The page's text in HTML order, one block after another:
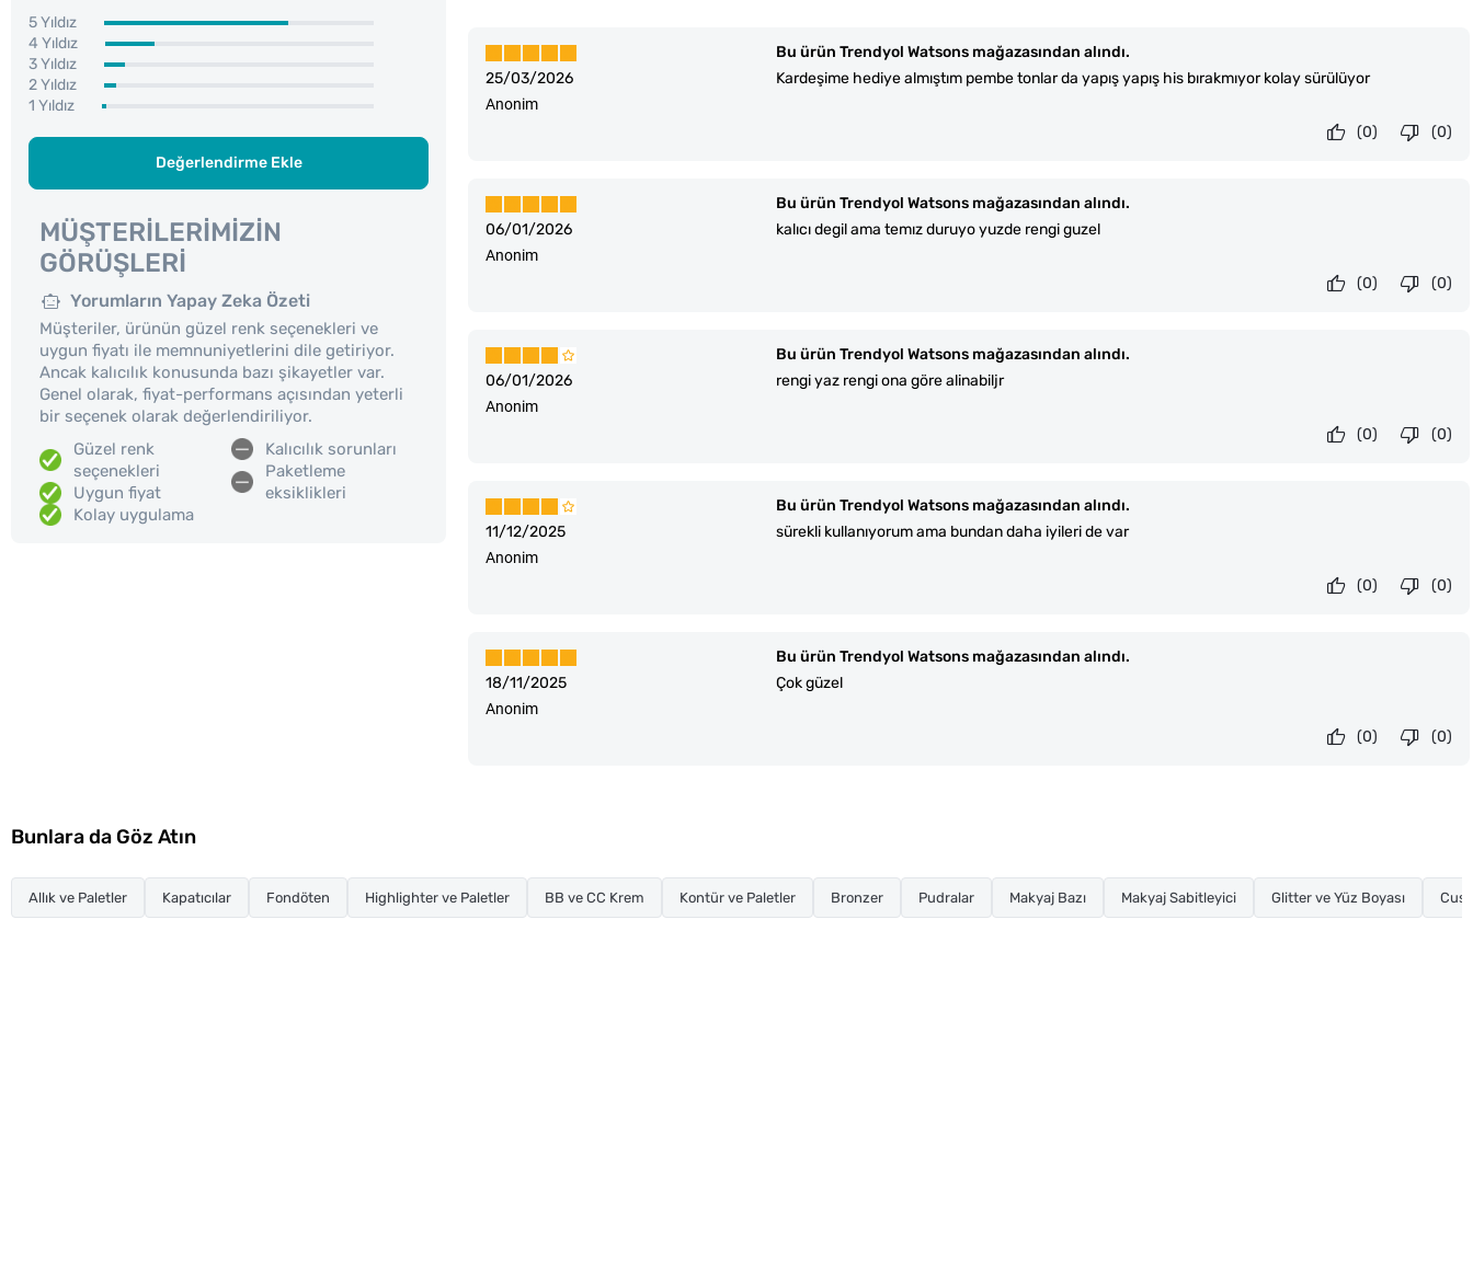
5 Yıldız
4 Yıldız
3 Yıldız
2 Yıldız
1 Yıldız
Değerlendirme Ekle
MÜŞTERILERIMIZIN
GÖRÜŞLERI
Yorumların Yapay Zeka Özeti
Müşteriler, ürünün güzel renk seçenekleri ve
uygun fiyatı ile memnuniyetlerini dile getiriyor.
Ancak kalıcılık konusunda bazı şikayetler var.
Genel olarak, fiyat-performans açısından yeterli
bir seçenek olarak değerlendiriliyor.
Güzel renk
seçenekleri
Uygun fiyat
Kolay uygulama
Kalıcılık sorunları
Paketleme
eksiklikleri
25/03/2026
Bu ürün Trendyol Watsons mağazasından alındı.
Kardeşime hediye almıştım pembe tonlar da yapış yapış his bırakmıyor kolay sürülüyor
Anonim
(0)
(0)
06/01/2026
Bu ürün Trendyol Watsons mağazasından alındı.
kalıcı degil ama temız duruyo yuzde rengi guzel
Anonim
(0)
(0)
06/01/2026
Bu ürün Trendyol Watsons mağazasından alındı.
rengi yaz rengi ona göre alinabiljr
Anonim
(0)
(0)
11/12/2025
Bu ürün Trendyol Watsons mağazasından alındı.
sürekli kullanıyorum ama bundan daha iyileri de var
Anonim
(0)
(0)
18/11/2025
Bu ürün Trendyol Watsons mağazasından alındı.
Çok güzel
Anonim
(0)
(0)
Bunlara da Göz Atın
Allık ve Paletler Kapatıcılar Fondöten Highlighter ve Paletler BB ve CC Krem Kontür ve Paletler Bronzer Pudralar Makyaj Bazı Makyaj Sabitleyici Glitter ve Yüz Boyası